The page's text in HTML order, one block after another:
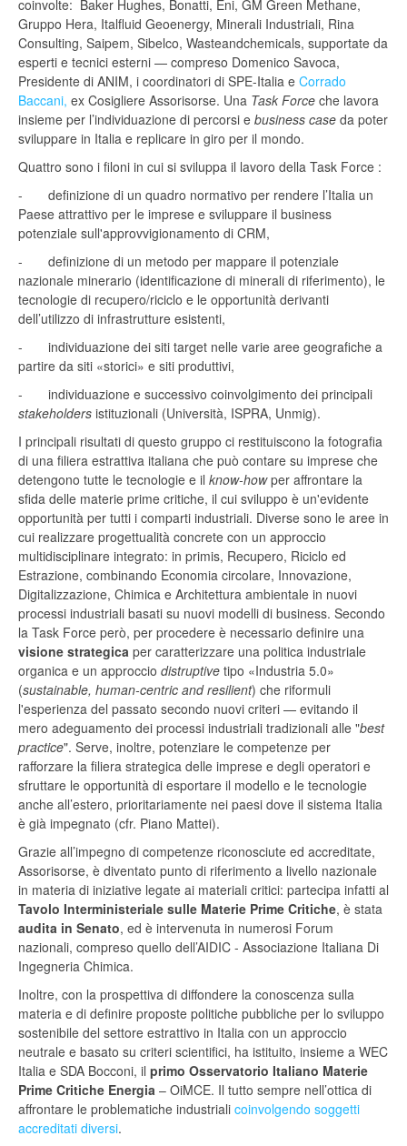
coinvolte: Baker Hughes, Bonatti, Eni, GM Green Methane,
Gruppo Hera, Italfluid Geoenergy, Minerali Industriali, Rina
Consulting, Saipem, Sibelco, Wasteandchemicals, supportate da
esperti e tecnici esterni — compreso Domenico Savoca,
Presidente di ANIM, i coordinatori di SPE-Italia e Corrado
Baccani, ex Cosigliere Assorisorse. Una Task Force che lavora
insieme per l’individuazione di percorsi e business case da poter
sviluppare in Italia e replicare in giro per il mondo.
Quattro sono i filoni in cui si sviluppa il lavoro della Task Force :
- definizione di un quadro normativo per rendere l’Italia un
Paese attrattivo per le imprese e sviluppare il business
potenziale sull'approvvigionamento di CRM,
- definizione di un metodo per mappare il potenziale
nazionale minerario (identificazione di minerali di riferimento), le
tecnologie di recupero/riciclo e le opportunità derivanti
dell’utilizzo di infrastrutture esistenti,
- individuazione dei siti target nelle varie aree geografiche a
partire da siti «storici» e siti produttivi,
- individuazione e successivo coinvolgimento dei principali
stakeholders istituzionali (Università, ISPRA, Unmig).
I principali risultati di questo gruppo ci restituiscono la fotografia
di una filiera estrattiva italiana che può contare su imprese che
detengono tutte le tecnologie e il know-howper affrontare la
sfida delle materie prime critiche, il cui sviluppo è un'evidente
opportunità per tutti i comparti industriali. Diverse sono le aree in
cui realizzare progettualità concrete con un approccio
multidisciplinare integrato: in primis, Recupero, Riciclo ed
Estrazione, combinando Economia circolare, Innovazione,
Digitalizzazione, Chimica e Architettura ambientale in nuovi
processi industriali basati su nuovi modelli di business. Secondo
la Task Force però, per procedere è necessario definire una
visione strategica per caratterizzare una politica industriale
organica e un approccio distruptive tipo «Industria 5.0»
(sustainable, human-centric and resilient) che riformuli
l'esperienza del passato secondo nuovi criteri — evitando il
mero adeguamento dei processi industriali tradizionali alle "best
practice". Serve, inoltre, potenziare le competenze per
rafforzare la filiera strategica delle imprese e degli operatori e
sfruttare le opportunità di esportare il modello e le tecnologie
anche all’estero, prioritariamente nei paesi dove il sistema Italia
è già impegnato (cfr. Piano Mattei).
Grazie all’impegno di competenze riconosciute ed accreditate,
Assorisorse, è diventato punto di riferimento a livello nazionale
in materia di iniziative legate ai materiali critici: partecipa infatti al
Tavolo Interministeriale sulle Materie Prime Critiche, è stata
audita in Senato, ed è intervenuta in numerosi Forum
nazionali, compreso quello dell’AIDIC - Associazione Italiana Di
Ingegneria Chimica.
Inoltre, con la prospettiva di diffondere la conoscenza sulla
materia e di definire proposte politiche pubbliche per lo sviluppo
sostenibile del settore estrattivo in Italia con un approccio
neutrale e basato su criteri scientifici, ha istituito, insieme a WEC
Italia e SDA Bocconi, il primo Osservatorio Italiano Materie
Prime Critiche Energia – OiMCE. Il tutto sempre nell’ottica di
affrontare le problematiche industriali coinvolgendo soggetti
accreditati diversi.